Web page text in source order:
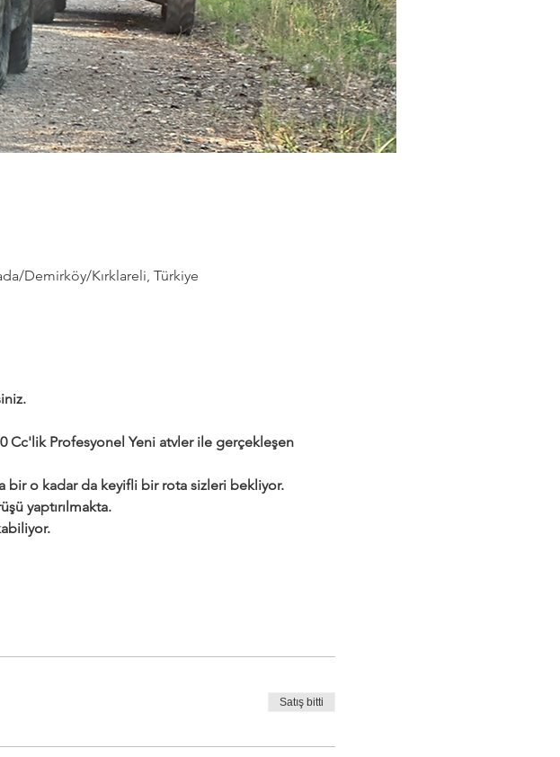
Demirköy/Kırklareli, Türkiye
Cc'lik Profesyonel Yeni atvler ile gerçekleşen
bir o kadar da keyifli bir rota sizleri bekliyor.
yaptırılmakta.
Satış bitti